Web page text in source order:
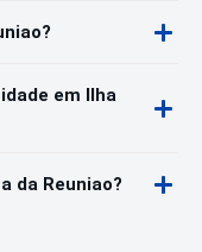
em Ilha
da Reuniao?